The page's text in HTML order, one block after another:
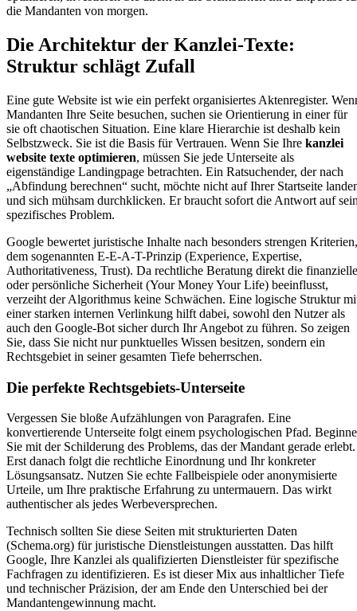
die Mandanten von morgen.
Die Architektur der Kanzlei-Texte:
Struktur schlägt Zufall
Eine gute Website ist wie ein perfekt organisiertes Aktenregister.
Mandanten Ihre Seite besuchen, suchen sie Orientierung in einer für
sie oft chaotischen Situation. Eine klare Hierarchie ist deshalb kein
Selbstzweck. Sie ist die Basis für Vertrauen. Wenn Sie Ihre kanzlei
website texte optimieren, müssen Sie jede Unterseite als
eigenständige Landingpage betrachten. Ein Ratsuchender, der nach
„Abfindung berechnen“ sucht, möchte nicht auf Ihrer Startseite
und sich mühsam durchklicken. Er braucht sofort die Antwort auf
spezifisches Problem.
Google bewertet juristische Inhalte nach besonders strengen Kriterien,
dem sogenannten E-E-A-T-Prinzip (Experience, Expertise,
Authoritativeness, Trust). Da rechtliche Beratung direkt die finanzielle
oder persönliche Sicherheit (Your Money Your Life) beeinflusst,
verzeiht der Algorithmus keine Schwächen. Eine logische Struktur
einer starken internen Verlinkung hilft dabei, sowohl den Nutzer als
auch den Google-Bot sicher durch Ihr Angebot zu führen. So zeigen
Sie, dass Sie nicht nur punktuelles Wissen besitzen, sondern ein
Rechtsgebiet in seiner gesamten Tiefe beherrschen.
Die perfekte Rechtsgebiets-Unterseite
Vergessen Sie bloße Aufzählungen von Paragrafen. Eine
konvertierende Unterseite folgt einem psychologischen Pfad.
Sie mit der Schilderung des Problems, das der Mandant gerade erlebt.
Erst danach folgt die rechtliche Einordnung und Ihr konkreter
Lösungsansatz. Nutzen Sie echte Fallbeispiele oder anonymisierte
Urteile, um Ihre praktische Erfahrung zu untermauern. Das wirkt
authentischer als jedes Werbeversprechen.
Technisch sollten Sie diese Seiten mit strukturierten Daten
(Schema.org) für juristische Dienstleistungen ausstatten. Das hilft
Google, Ihre Kanzlei als qualifizierten Dienstleister für spezifische
Fachfragen zu identifizieren. Es ist dieser Mix aus inhaltlicher Tiefe
und technischer Präzision, der am Ende den Unterschied bei der
Mandantengewinnung macht.